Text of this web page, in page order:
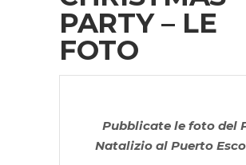
PARTY – LE
FOTO
Pubblicate le foto del
Natalizio al Puerto